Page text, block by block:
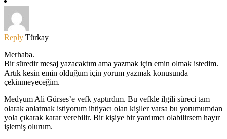
Reply Türkay
Merhaba.
Bir süredir mesaj yazacaktım ama yazmak için emin olmak istedim.
Artık kesin emin olduğum için yorum yazmak konusunda
çekinmeyeceğim.
Medyum Ali Gürses’e vefk yaptırdım. Bu vefkle ilgili süreci tam
olarak anlatmak istiyorum ihtiyacı olan kişiler varsa bu yorumumdan
yola çıkarak karar verebilir. Bir kişiye bir yardımcı olabilirsem hayır
işlemiş olurum.